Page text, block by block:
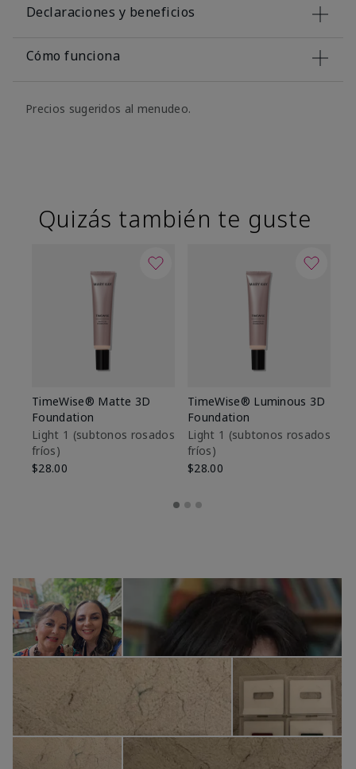
Declaraciones y beneficios
Cómo funciona
Precios sugeridos al menudeo.
Quizás también te guste
TimeWise® Matte 3D
Foundation
Light 1​ (subtonos rosados
fríos)
$28.00
TimeWise® Luminous 3D
Foundation
Light 1​ (subtonos rosados
fríos)
$28.00